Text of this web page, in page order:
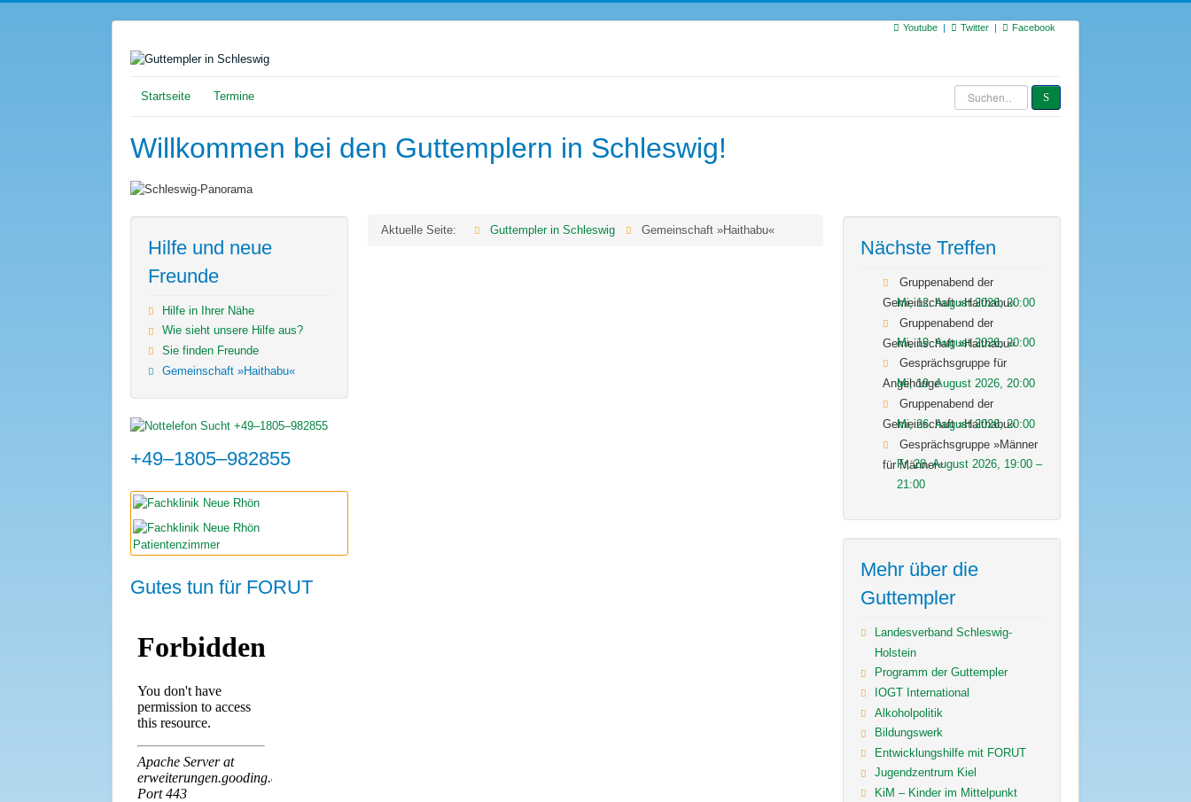
Youtube Twitter Facebook
Startseite Termine
Suchen
…
S
Willkommen bei den Guttemplern in Schleswig!
Hilfe und neue
Freunde
Hilfe in Ihrer Nähe
Wie sieht unsere Hilfe aus?
Sie finden Freunde
Gemeinschaft »Haithabu«
+49–1805–982855
Gutes tun für FORUT
Aktuelle Seite: Guttempler in Schleswig Gemeinschaft »Haithabu«
Nächste Treffen
Gruppenabend der
Gemeinschaft »Haithabu«
Mi, 12. August 2026,20:00
Gruppenabend der
Gemeinschaft »Haithabu«
Mi, 19. August 2026,20:00
Gesprächsgruppe für
Angehörige
Mi, 19. August 2026 20:00
Gruppenabend der
Gemeinschaft »Haithabu«
Mi, 26. August 2026,20:00
Gesprächsgruppe »Männer
für Männer«
Fr, 28. August 2026, 19:00 –
21:00
Mehr über die
Guttempler
Landesverband Schleswig-
Holstein
Programm der Guttempler
IOGT International
Alkoholpolitik
Bildungswerk
Entwicklungshilfe mit FORUT
Jugendzentrum Kiel
KiM – Kinder im Mittelpunkt